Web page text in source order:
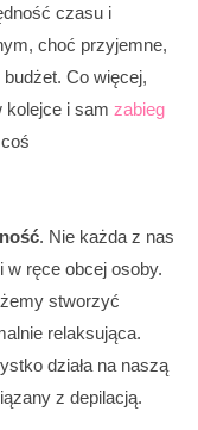
czasu i
choć przyjemne,
Co więcej,
kolejce i sam zabieg
. Nie każda z nas
w ręce obcej osoby.
stworzyć
relaksująca.
działa na naszą
z depilacją.